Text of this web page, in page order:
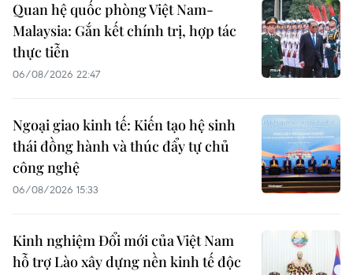
Quan hệ quốc phòng Việt Nam-
Malaysia: Gắn kết chính trị, hợp tác
thực tiễn
06/08/2026 22:47
Ngoại giao kinh tế: Kiến tạo hệ sinh
thái đồng hành và thúc đẩy tự chủ
công nghệ
06/08/2026 15:33
Kinh nghiệm Đổi mới của Việt Nam
hỗ trợ Lào xây dựng nền kinh tế độc